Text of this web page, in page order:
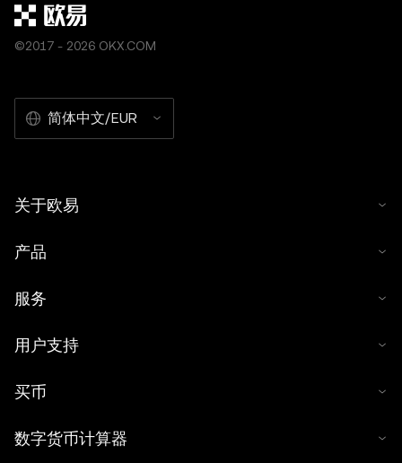
©2017 - 2026 OKX.COM
简体中文/EUR
关于欧易
产品
服务
用户支持
买币
数字货币计算器